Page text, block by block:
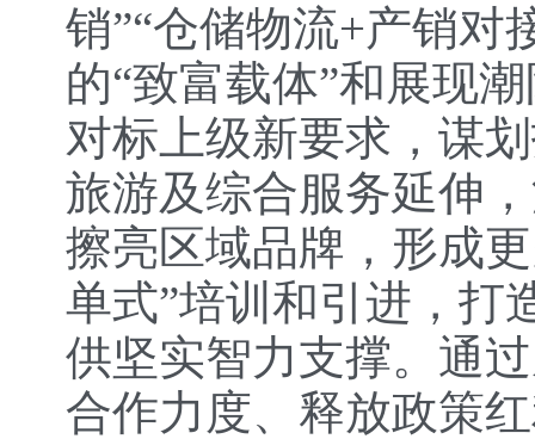
销”“仓储物流+产销对
的“致富载体”和展现
对标上级新要求，谋
旅游及综合服务延伸
擦亮区域品牌，形成
单式”培训和引进，打
供坚实智力支撑。通
合作力度、释放政策